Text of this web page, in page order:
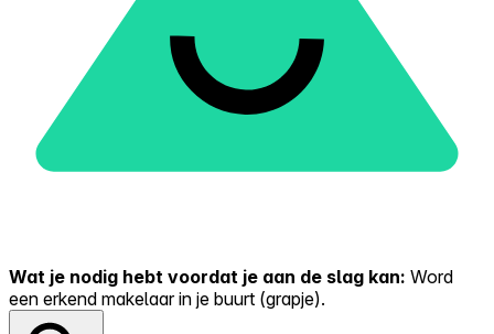
Wat je nodig hebt voordat je aan de slag kan: Word
een erkend makelaar in je buurt (grapje).